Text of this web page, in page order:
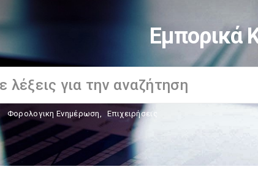
Εμπορικά
Φορολογικη Ενημέρωση, Επιχειρήσεις